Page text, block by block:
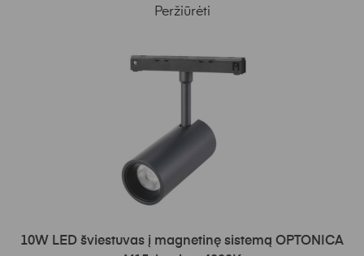
Peržiūrėti
Į KREPŠELĮ
10W LED šviestuvas į magnetinę sistemą OPTONICA